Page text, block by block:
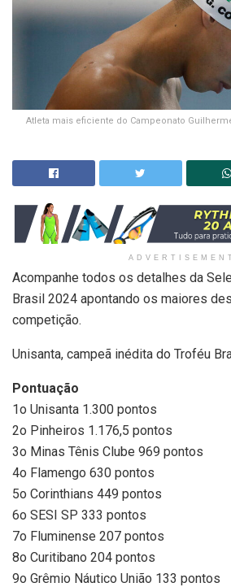
Atleta mais eficiente do Campeonato
ADVERTISEMENT
Acompanhe todos os detalhes da
Brasil 2024 apontando os maiores
competição.
Unisanta, campeã inédita do Troféu
Pontuação
1o Unisanta 1.300 pontos
2o Pinheiros 1.176,5 pontos
3o Minas Tênis Clube 969 pontos
4o Flamengo 630 pontos
5o Corinthians 449 pontos
6o SESI SP 333 pontos
7o Fluminense 207 pontos
8o Curitibano 204 pontos
9o Grêmio Náutico União 133 pontos